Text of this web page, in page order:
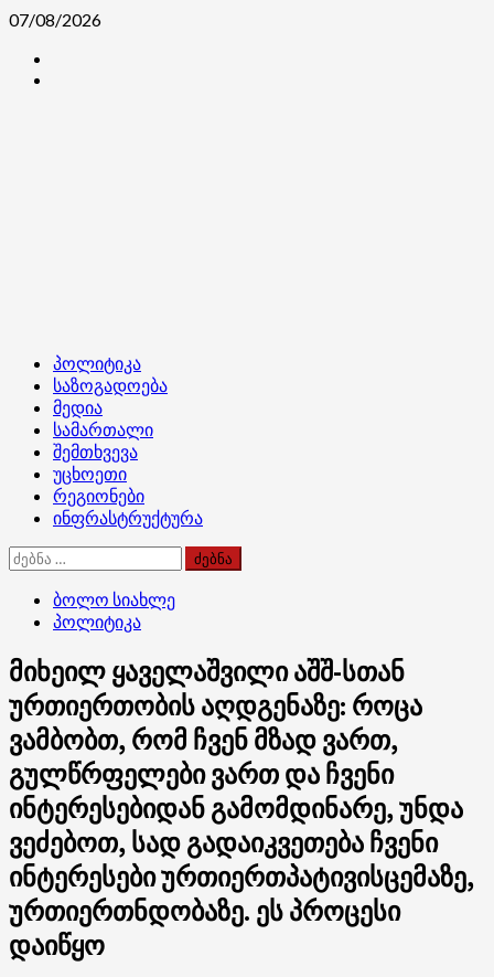
Skip
content
07/08/2026
Primary
Menu
პოლიტიკა
საზოგადოება
მედია
სამართალი
შემთხვევა
უცხოეთი
რეგიონები
ინფრასტრუქტურა
ძებნა:
ბოლო სიახლე
პოლიტიკა
მიხეილ ყაველაშვილი აშშ-სთან
ურთიერთობის აღდგენაზე: როცა
ვამბობთ, რომ ჩვენ მზად ვართ,
გულწრფელები ვართ და ჩვენი
ინტერესებიდან გამომდინარე, უნდა
ვეძებოთ, სად გადაიკვეთება ჩვენი
ინტერესები ურთიერთპატივისცემაზე,
ურთიერთნდობაზე. ეს პროცესი
დაიწყო